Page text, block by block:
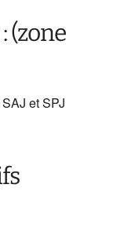
(zone
et SPJ